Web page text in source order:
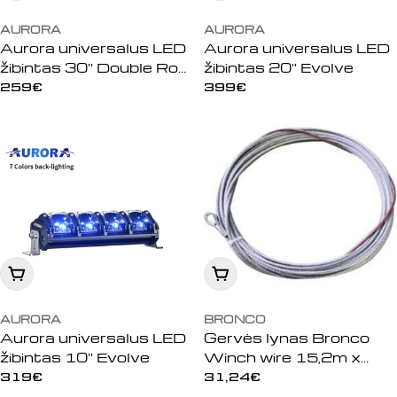
AURORA
Aurora universalus LED
žibintas 30'' Double Row
Screwless Offroad
Įprasta
259€
AURORA
Aurora universalus LED
žibintas 20'' Evolve
Įprasta
399€
Įdėti į krepšelį
AURORA
Aurora universalus LED
žibintas 10'' Evolve
Įprasta
319€
Įdėti į krepšelį
BRONCO
Gervės lynas Bronco
Winch wire 15,2m x
5,5mm
Įprasta
31,24€